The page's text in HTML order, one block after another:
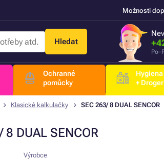
Možnosti
Hledat
Ochranné
pomůcky
Hygiena
+
Klasické kalkulačky SEC 263/ 8 DUAL SENCOR
8 DUAL SENCOR
Výrobce